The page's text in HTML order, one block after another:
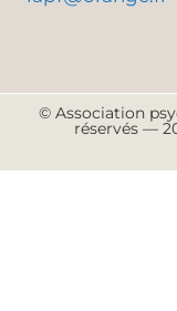
© Association
réservés —